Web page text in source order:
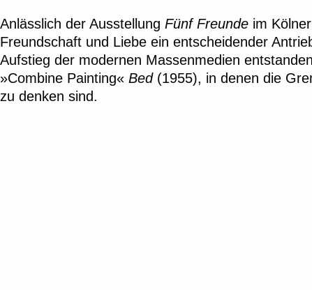
Anlässlich der Ausstellung Fünf Freunde im
Freundschaft und Liebe ein entscheidender
Aufstieg der modernen Massenmedien
»Combine Painting« Bed(1955), in denen die
zu denken sind.